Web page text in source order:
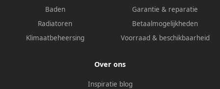
Baden
Radiatoren
Klimaatbeheersing
Garantie & reparatie
Betaalmogelijkheden
Voorraad & beschikbaarheid
Over ons
Inspiratie blog